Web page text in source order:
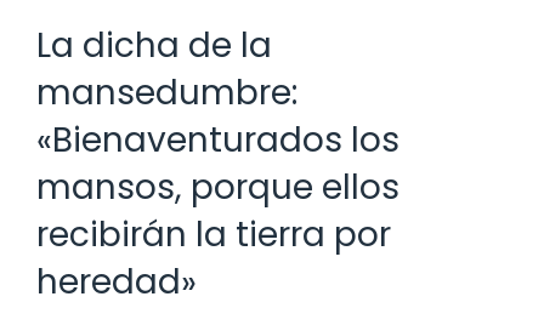
La dicha de la
mansedumbre:
«Bienaventurados los
mansos, porque ellos
recibirán la tierra por
heredad»